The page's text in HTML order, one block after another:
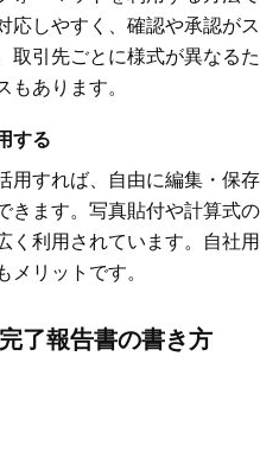
応しやすく、確認や承認がス
取引先ごとに様式が異なるた
あります。
する
用すれば、自由に編集・保存
きます。写真貼付や計算式の
く利用されています。自社用
リットです。
了報告書の書き方